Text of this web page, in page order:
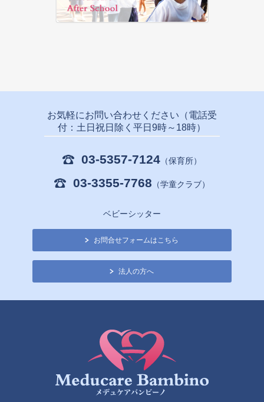
お気軽にお問い合わせください（電話受
付：土日祝日除く平日9時～18時）
03-5357-7124（保育所）
03-3355-7768 （学童クラブ）
ベビーシッター
お問合せフォームはこちら
法人の方へ